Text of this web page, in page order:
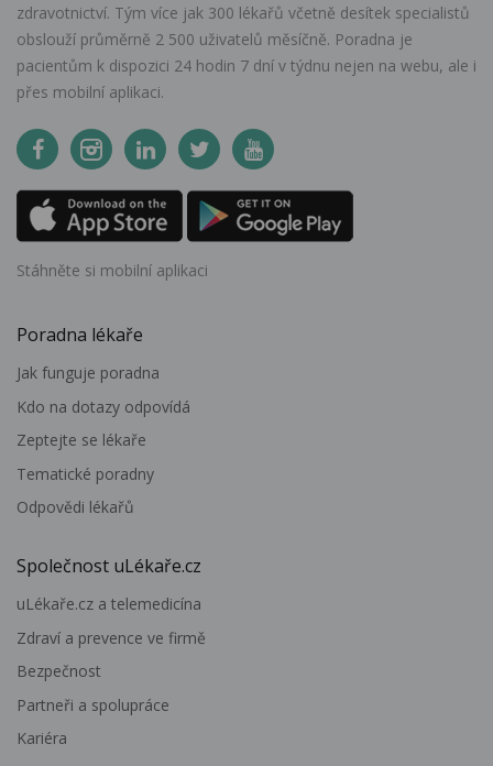
zdravotnictví. Tým více jak 300 lékařů včetně desítek specialistů
obslouží průměrně 2 500 uživatelů měsíčně. Poradna je
pacientům k dispozici 24 hodin 7 dní v týdnu nejen na webu, ale i
přes mobilní aplikaci.
Stáhněte si mobilní aplikaci
Poradna lékaře
Jak funguje poradna
Kdo na dotazy odpovídá
Zeptejte se lékaře
Tematické poradny
Odpovědi lékařů
Společnost uLékaře.cz
uLékaře.cz a telemedicína
Zdraví a prevence ve firmě
Bezpečnost
Partneři a spolupráce
Kariéra